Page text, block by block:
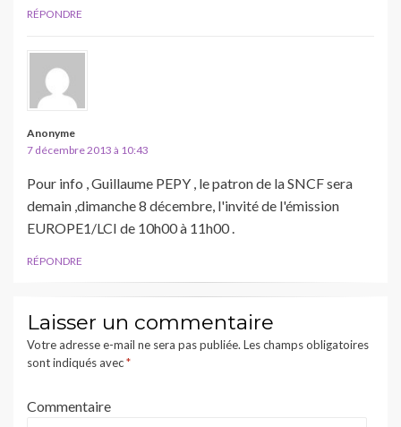
RÉPONDRE
Anonyme
7 décembre 2013 à 10:43
Pour info , Guillaume PEPY , le patron de la SNCF sera
demain ,dimanche 8 décembre, l'invité de l'émission
EUROPE1/LCI de 10h00 à 11h00 .
RÉPONDRE
Laisser un commentaire
Votre adresse e-mail ne sera pas publiée. Les champs obligatoires
sont indiqués avec*
Commentaire